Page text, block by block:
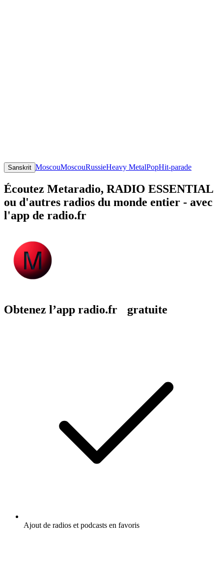
Sanskrit MoscouMoscouRussieHeavy MetalPopHit-parade
Écoutez Metaradio, RADIO ESSENTIAL
ou d'autres radios du monde entier - avec
l'app de radio.fr
Obtenez l’app radio.fr gratuite
Ajout de radios et podcasts en favoris